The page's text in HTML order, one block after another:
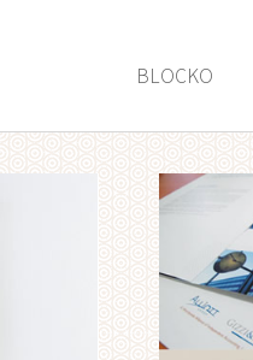
BLOCKO